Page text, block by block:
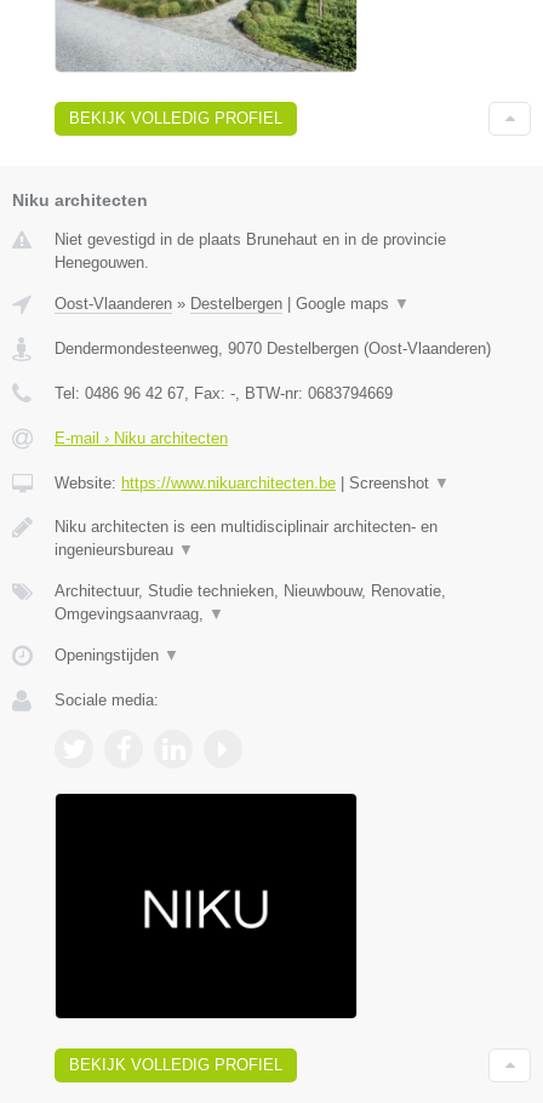
BEKIJK VOLLEDIG PROFIEL
Niku architecten
Niet gevestigd in de plaats Brunehaut en in de provincie
Henegouwen.
Oost-Vlaanderen » Destelbergen | Google maps ▼
Dendermondesteenweg 9070 Destelbergen (Oost-Vlaanderen)
Tel: 0486 96 42 67 , Fax: - , BTW-nr: 0683794669
E-mail › Niku architecten
Website: https://www.nikuarchitecten.be | Screenshot ▼
Niku architecten is een multidisciplinair architecten- en
ingenieursbureau ▼
Architectuur, Studie technieken, Nieuwbouw, Renovatie,
Omgevingsaanvraag,
▼
Openingstijden ▼
Sociale media:
BEKIJK VOLLEDIG PROFIEL